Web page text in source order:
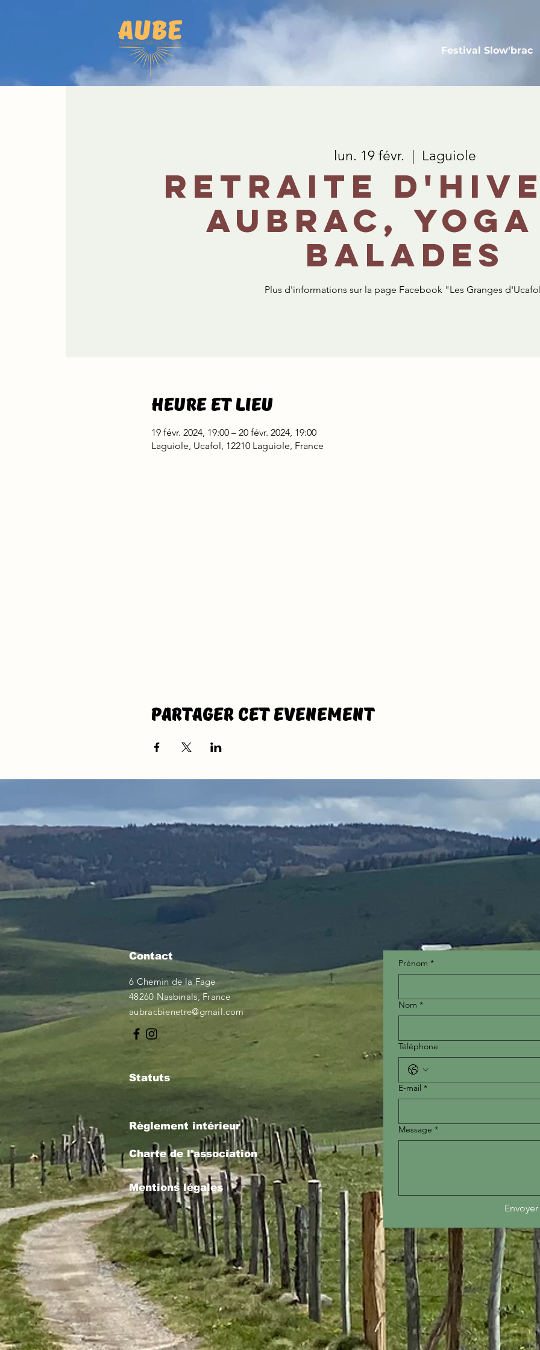
Festival Slow'brac
lun. 19 févr. Laguiole
Retraite
Aubrac,
balades
Plus d'informations sur la page Facebook "Les Granges
Heure et lieu
19 févr. 2024, 19:00 – 20 févr. 2024, 19:00
Laguiole, Ucafol, 12210 Laguiole, France
Partager cet evenement
Contact
6 Chemin de la Fage
48260 Nasbinals, France
aubracbienetre@gmail.com
Statuts
Règlement intérieur
Charte de l'association
Mentions légales
Prénom *
Nom *
Téléphone
E‑mail *
Message *
Envoyer